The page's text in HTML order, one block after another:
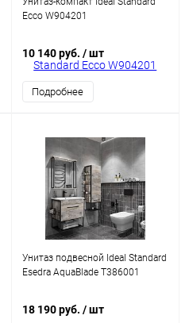
Ecco W904201
10 140 руб. / шт
Подробнее
Унитаз подвесной Ideal Standard
Esedra AquaBlade T386001
18 190 руб. / шт